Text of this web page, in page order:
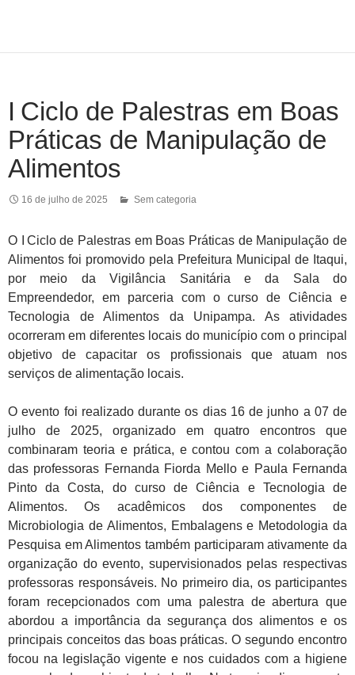
I Ciclo de Palestras em Boas
Práticas de Manipulação de
Alimentos
16 de julho de 2025 Sem categoria
O I Ciclo de Palestras em Boas Práticas de Manipulação de
Alimentos foi promovido pela Prefeitura Municipal de Itaqui,
por meio da Vigilância Sanitária e da Sala do
Empreendedor, em parceria com o curso de Ciência e
Tecnologia de Alimentos da Unipampa. As atividades
ocorreram em diferentes locais do município com o principal
objetivo de capacitar os profissionais que atuam nos
serviços de alimentação locais.
O evento foi realizado durante os dias 16 de junho a 07 de
julho de 2025, organizado em quatro encontros que
combinaram teoria e prática, e contou com a colaboração
das professoras Fernanda Fiorda Mello e Paula Fernanda
Pinto da Costa, do curso de Ciência e Tecnologia de
Alimentos.Os acadêmicos dos componentes de
Microbiologia de Alimentos, Embalagens e Metodologia da
Pesquisa em Alimentos também participaram ativamente da
organização do evento, supervisionados pelas respectivas
professoras responsáveis. No primeiro dia, os participantes
foram recepcionados com uma palestra de abertura que
abordou a importância da segurança dos alimentos e os
principais conceitos das boas práticas. O segundo encontro
focou na legislação vigente e nos cuidados com a higiene